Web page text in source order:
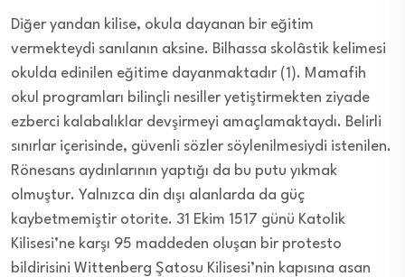
Diğer yandan kilise, okula dayanan bir eğitim
vermekteydi sanılanın aksine. Bilhassa skolâstik kelimesi
okulda edinilen eğitime dayanmaktadır (1). Mamafih
okul programları bilinçli nesiller yetiştirmekten ziyade
ezberci kalabalıklar devşirmeyi amaçlamaktaydı. Belirli
sınırlar içerisinde, güvenli sözler söylenilmesiydi istenilen.
Rönesans aydınlarının yaptığı da bu putu yıkmak
olmuştur. Yalnızca din dışı alanlarda da güç
kaybetmemiştir otorite. 31 Ekim 1517 günü Katolik
Kilisesi’ne karşı 95 maddeden oluşan bir protesto
bildirisini Wittenberg Şatosu Kilisesi’nin kapısına asan